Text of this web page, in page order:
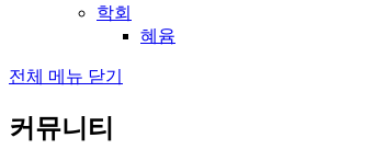
학회
혜윰
전체 메뉴 닫기
커뮤니티